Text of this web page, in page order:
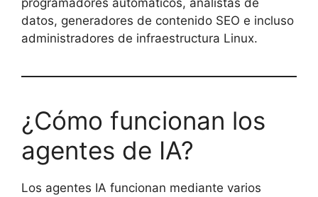
programadores automáticos, analistas de
datos, generadores de contenido SEO e incluso
administradores de infraestructura Linux.
¿Cómo funcionan los
agentes de IA?
Los agentes IA funcionan mediante varios